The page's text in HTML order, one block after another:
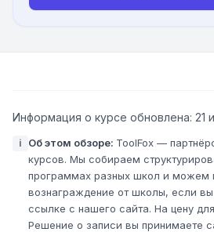
Информация о курсе обновлена: 21
i Об этом обзоре: ToolFox —
курсов. Мы собираем
программах разных школ и можем
вознаграждение от школы, если
ссылке с нашего сайта. На цену
Решение о записи вы принимаете